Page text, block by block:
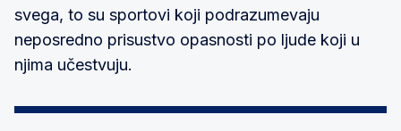
svega, to su sportovi koji podrazumevaju
neposredno prisustvo opasnosti po ljude koji u
njima učestvuju.